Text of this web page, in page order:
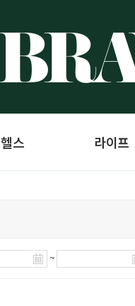
헬스 라이프
~